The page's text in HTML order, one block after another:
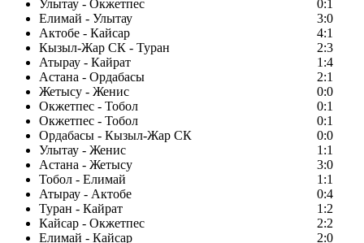
Улытау - Окжетпес
0:1
Елимай - Улытау
3:0
Актобе - Кайсар
4:1
Кызыл-Жар СК - Туран
2:3
Атырау - Кайрат
1:4
Астана - Ордабасы
2:1
Жетысу - Женис
0:0
Окжетпес - Тобол
0:1
Окжетпес - Тобол
0:1
Ордабасы - Кызыл-Жар СК
0:0
Улытау - Женис
1:1
Астана - Жетысу
3:0
Тобол - Елимай
1:1
Атырау - Актобе
0:4
Туран - Кайрат
1:2
Кайсар - Окжетпес
2:2
Елимай - Кайсар
2:0